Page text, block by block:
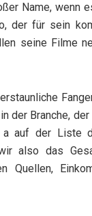
Name, wenn
der für sein
seine Filme
der Branche,
a auf der Liste
also das
Quellen,